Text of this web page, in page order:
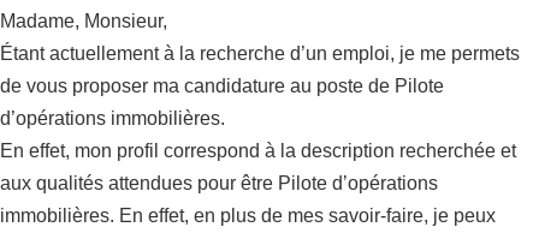
Madame, Monsieur,
Étant actuellement à la recherche d’un emploi, je me permets
de vous proposer ma candidature au poste de Pilote
d’opérations immobilières.
En effet, mon profil correspond à la description recherchée et
aux qualités attendues pour être Pilote d’opérations
immobilières. En effet, en plus de mes savoir-faire, je peux